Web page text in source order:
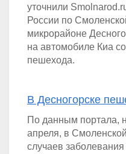
уточнили
России по
микрорайоне
на автомобиле Киа
пешехода.
В Десногорске
По данным портала,
апреля, в
случаев